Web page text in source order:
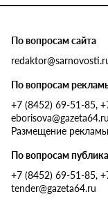
По вопросам сайта
По вопросам
+7 (8452) 69-51-85,
eborisova@gazeta64.ru
Размещение рекламы
По вопросам
+7 (8452) 69-51-85,
tender@gazeta64.ru